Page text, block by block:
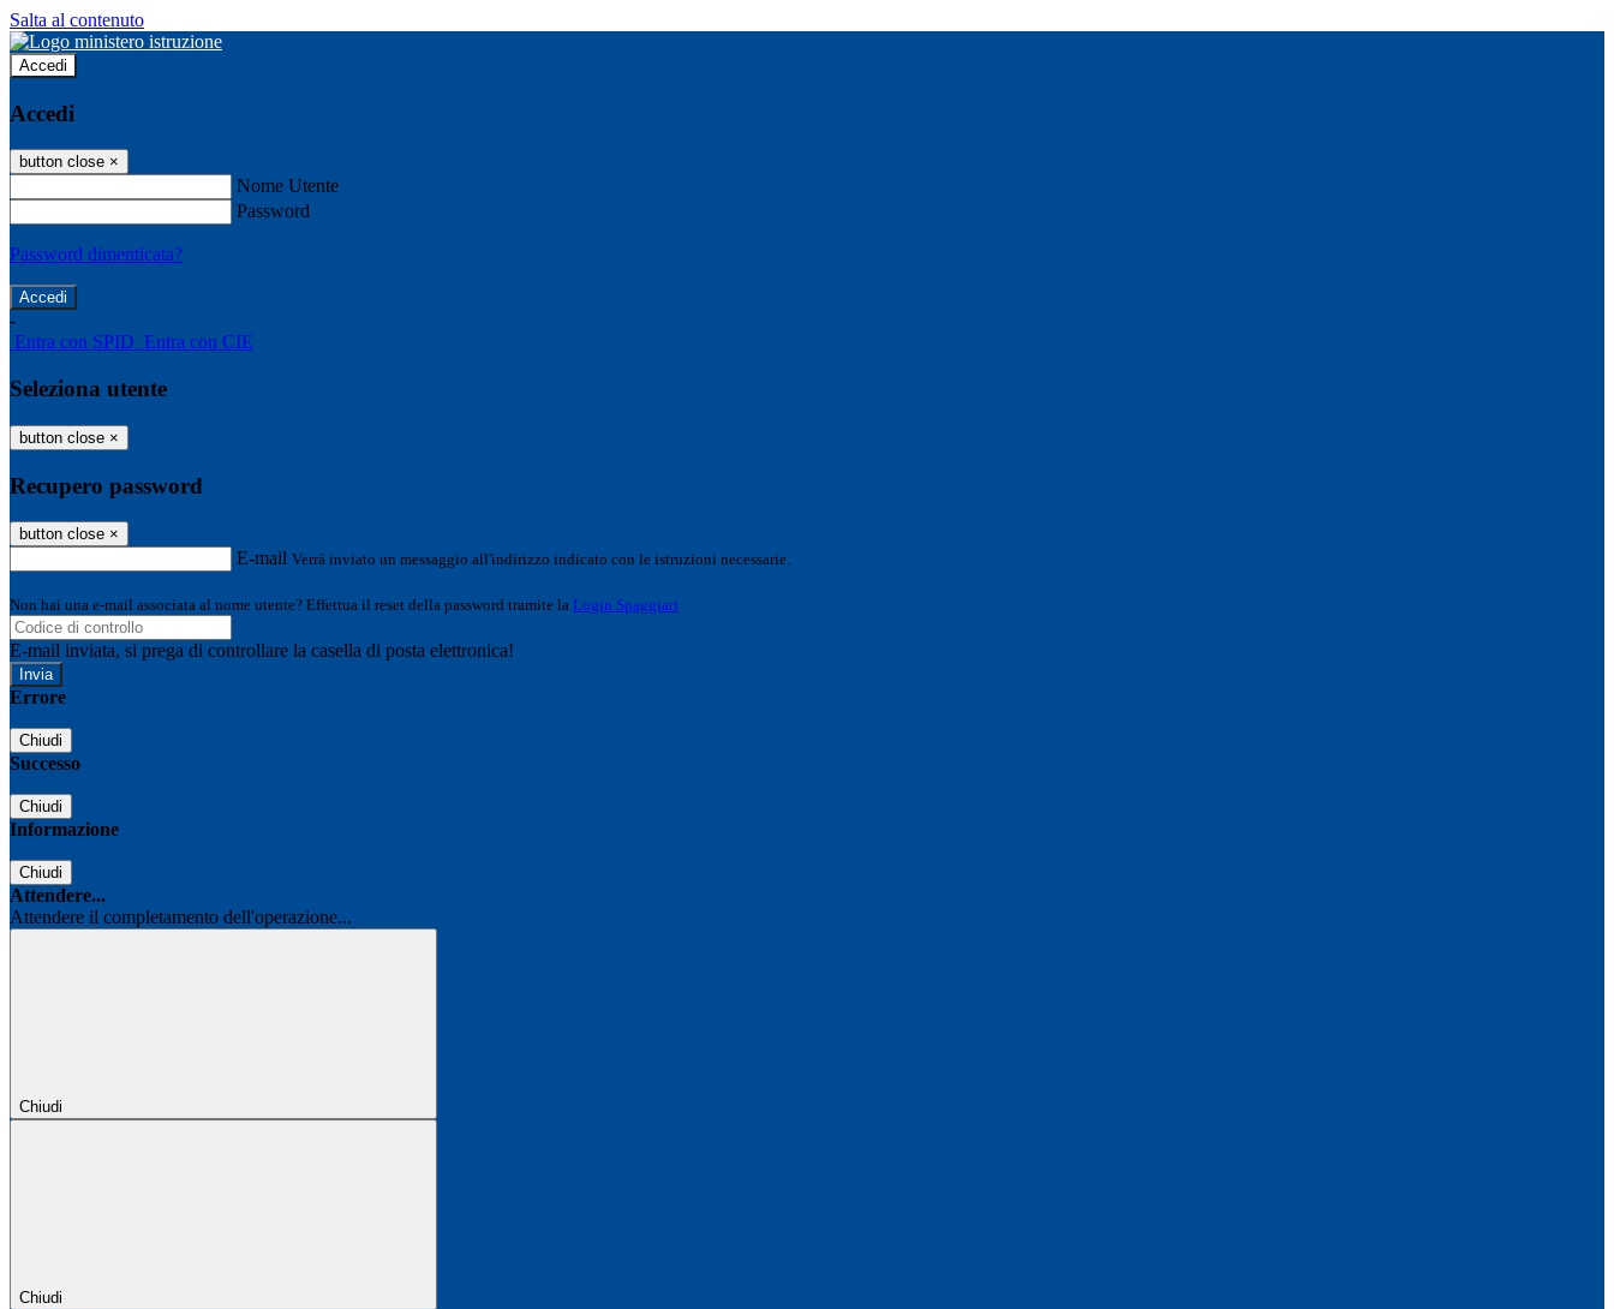
Salta al contenuto
Accedi
Accedi
button close ×
Nome Utente
Password
Password dimenticata?
-
Entra con SPID Entra con CIE
Seleziona utente
button close ×
Recupero password
button close ×
E-mail Verrà inviato un messaggio all'indirizzo indicato con le istruzioni necessarie.
Non hai una e-mail associata al nome utente? Effettua il reset della password tramite la Login Spaggiari
E-mail inviata, si prega di controllare la casella di posta elettronica!
Errore
Chiudi
Successo
Chiudi
Informazione
Chiudi
Attendere...
Attendere il completamento dell'operazione...
Chiudi
Chiudi